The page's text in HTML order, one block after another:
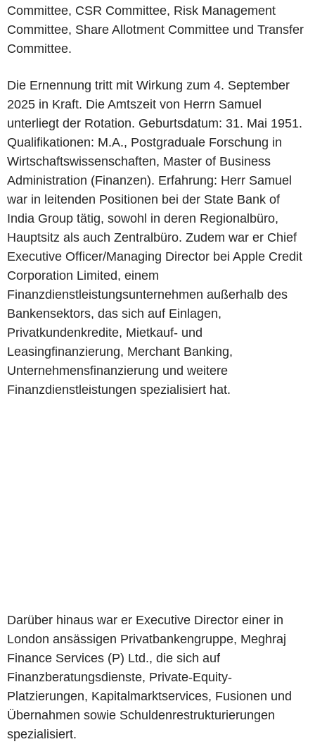
Committee, CSR Committee, Risk Management
Committee, Share Allotment Committee und Transfer
Committee.
Die Ernennung tritt mit Wirkung zum 4. September
2025 in Kraft. Die Amtszeit von Herrn Samuel
unterliegt der Rotation. Geburtsdatum: 31. Mai 1951.
Qualifikationen: M.A., Postgraduale Forschung in
Wirtschaftswissenschaften, Master of Business
Administration (Finanzen). Erfahrung: Herr Samuel
war in leitenden Positionen bei der State Bank of
India Group tätig, sowohl in deren Regionalbüro,
Hauptsitz als auch Zentralbüro. Zudem war er Chief
Executive Officer/Managing Director bei Apple Credit
Corporation Limited, einem
Finanzdienstleistungsunternehmen außerhalb des
Bankensektors, das sich auf Einlagen,
Privatkundenkredite, Mietkauf- und
Leasingfinanzierung, Merchant Banking,
Unternehmensfinanzierung und weitere
Finanzdienstleistungen spezialisiert hat.
Darüber hinaus war er Executive Director einer in
London ansässigen Privatbankengruppe, Meghraj
Finance Services (P) Ltd., die sich auf
Finanzberatungsdienste, Private-Equity-
Platzierungen, Kapitalmarktservices, Fusionen und
Übernahmen sowie Schuldenrestrukturierungen
spezialisiert.